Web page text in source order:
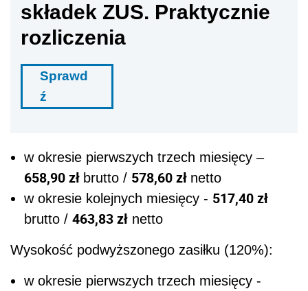
składek ZUS. Praktycznie
rozliczenia
Sprawd
ź
w okresie pierwszych trzech miesięcy –
658,90 zł brutto / 578,60 zł netto
w okresie kolejnych miesięcy - 517,40 zł
brutto / 463,83 zł netto
Wysokość podwyższonego zasiłku (120%):
w okresie pierwszych trzech miesięcy -